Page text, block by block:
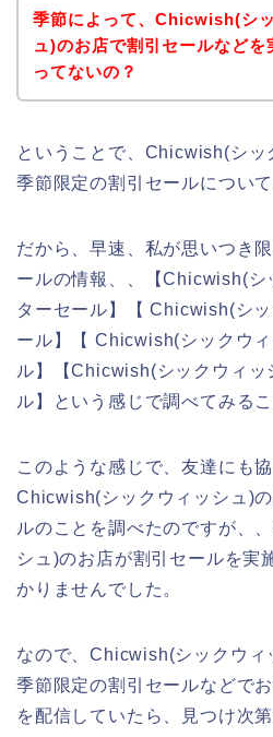
季節によって、Chicwish(シ
ュ)のお店で割引セールなどを
ってないの？
ということで、Chicwish(シッ
季節限定の割引セールについ
だから、早速、私が思いつき
ールの情報、、【Chicwish(シ
ターセール】【 Chicwish(シ
ール】【 Chicwish(シックウ
ル】【Chicwish(シックウィッ
ル】という感じで調べてみる
このような感じで、友達にも
Chicwish(シックウィッシュ)
ルのことを調べたのですが、
シュ)のお店が割引セールを実
かりませんでした。
なので、Chicwish(シックウィ
季節限定の割引セールなどで
を配信していたら、見つけ次